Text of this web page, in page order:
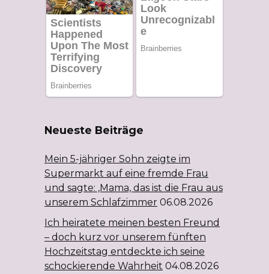
Neueste Beiträge
Mein 5-jähriger Sohn zeigte im
Supermarkt auf eine fremde Frau
und sagte: ‚Mama, das ist die Frau aus
unserem Schlafzimmer 06.08.2026
Ich heiratete meinen besten Freund
– doch kurz vor unserem fünften
Hochzeitstag entdeckte ich seine
schockierende Wahrheit 04.08.2026